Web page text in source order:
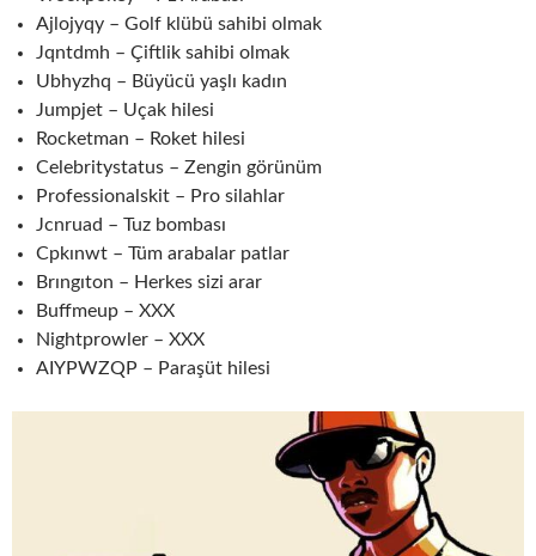
Ajlojyqy – Golf klübü sahibi olmak
Jqntdmh – Çiftlik sahibi olmak
Ubhyzhq – Büyücü yaşlı kadın
Jumpjet – Uçak hilesi
Rocketman – Roket hilesi
Celebritystatus – Zengin görünüm
Professionalskit – Pro silahlar
Jcnruad – Tuz bombası
Cpkınwt – Tüm arabalar patlar
Brıngıton – Herkes sizi arar
Buffmeup – XXX
Nightprowler – XXX
AIYPWZQP – Paraşüt hilesi